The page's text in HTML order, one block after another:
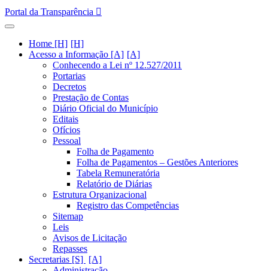
Portal da Transparência
Home [H]
Acesso a Informação [A]
Conhecendo a Lei nº 12.527/2011
Portarias
Decretos
Prestação de Contas
Diário Oficial do Município
Editais
Ofícios
Pessoal
Folha de Pagamento
Folha de Pagamentos – Gestões Anteriores
Tabela Remuneratória
Relatório de Diárias
Estrutura Organizacional
Registro das Competências
Sitemap
Leis
Avisos de Licitação
Repasses
Secretarias [S]